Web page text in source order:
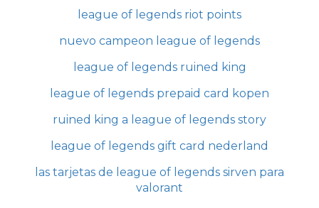
league of legends riot points
nuevo campeon league of legends
league of legends ruined king
league of legends prepaid card kopen
ruined king a league of legends story
league of legends gift card nederland
las tarjetas de league of legends sirven para
valorant